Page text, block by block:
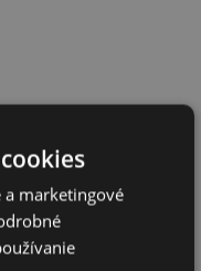
marketingové